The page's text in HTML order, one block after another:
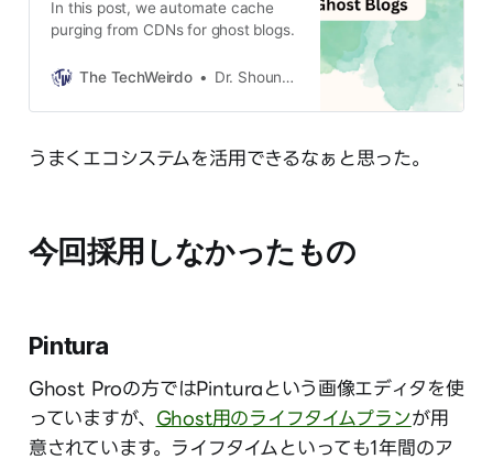
In this post, we automate cache
purging from CDNs for ghost blogs.
The TechWeirdo Dr. Shounak Pal
うまくエコシステムを活用できるなぁと思った。
今回採用しなかったもの
Pintura
Ghost Proの方ではPinturaという画像エディタを使
っていますが、 Ghost用のライフタイムプランが用
意されています。ライフタイムといっても1年間のア